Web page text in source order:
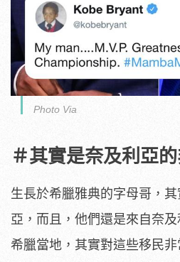
Photo Via
＃其實是奈及利亞
生長於希臘雅典的字母哥，其
亞，而且，他們還是來自奈
希臘當地，其實對這些移民